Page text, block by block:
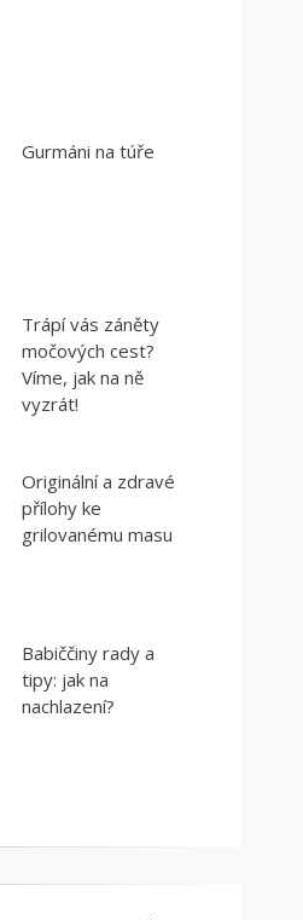
Gurmáni na túře
Trápí vás záněty
močových cest?
Víme, jak na ně
vyzrát!
Originální a zdravé
přílohy ke
grilovanému masu
Babiččiny rady a
tipy: jak na
nachlazení?